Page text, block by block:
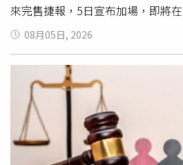
突然反轉，房貸仍必須照常繳納。
期空頭市場，可能同時面臨投資部
「雙重壓力」。尤其當收入中斷，
其他負債時，投資人很可能被迫在
把原本
期待的報酬全部吐回去。她
ETF平均報酬率，而是自己能不能
的時間點賣出。通膨真的會讓房貸
說法是，受到通膨影響，未來的錢
貸愈晚還愈划算。黃舒衛表示，這
借款人的收入能同步成長，且資產
來完售捷報，5日宣布加場，即將
ONEDOOR見面。
Vol.2》日前正式於首爾站火熱開
大型LED舞台效果，以及首次公開
沸騰。值得一提的是，巡演以正規
開序幕，歌曲名稱是以公司舊大樓
們從充滿不安的練習生時期，到成
歷程，曲目放入歌單格外有意義，
開始便充滿紀念意義與感動。首爾
時傳來捷報，門票7月26日在拓元
08月05日, 2026